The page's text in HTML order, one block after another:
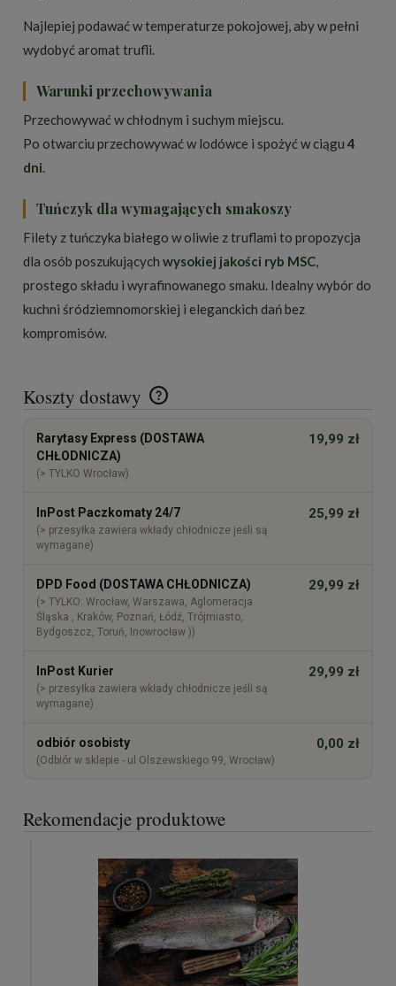
Najlepiej podawać w temperaturze pokojowej, aby w pełni
wydobyć aromat trufli.
Warunki przechowywania
Przechowywać w chłodnym i suchym miejscu.
Po otwarciu przechowywać w lodówce i spożyć w ciągu 4
dni.
Tuńczyk dla wymagających smakoszy
Filety z tuńczyka białego w oliwie z truflami to propozycja
dla osób poszukujących wysokiej jakości ryb MSC,
prostego składu i wyrafinowanego smaku. Idealny wybór do
kuchni śródziemnomorskiej i eleganckich dań bez
kompromisów.
Koszty dostawy
Cena nie zawiera ewentualnych kosztów płatności
Rarytasy Express (DOSTAWA
CHŁODNICZA)
(> TYLKO Wrocław)
19,99 zł
InPost Paczkomaty 24/7
(> przesyłka zawiera wkłady chłodnicze jeśli są
wymagane)
25,99 zł
DPD Food (DOSTAWA CHŁODNICZA)
(> TYLKO: Wrocław, Warszawa, Aglomeracja
Śląska , Kraków, Poznań, Łódź, Trójmiasto,
Bydgoszcz, Toruń, Inowrocław ))
29,99 zł
InPost Kurier
(> przesyłka zawiera wkłady chłodnicze jeśli są
wymagane)
29,99 zł
odbiór osobisty
(Odbiór w sklepie - ul.Olszewskiego 99, Wrocław)
0,00 zł
Rekomendacje produktowe